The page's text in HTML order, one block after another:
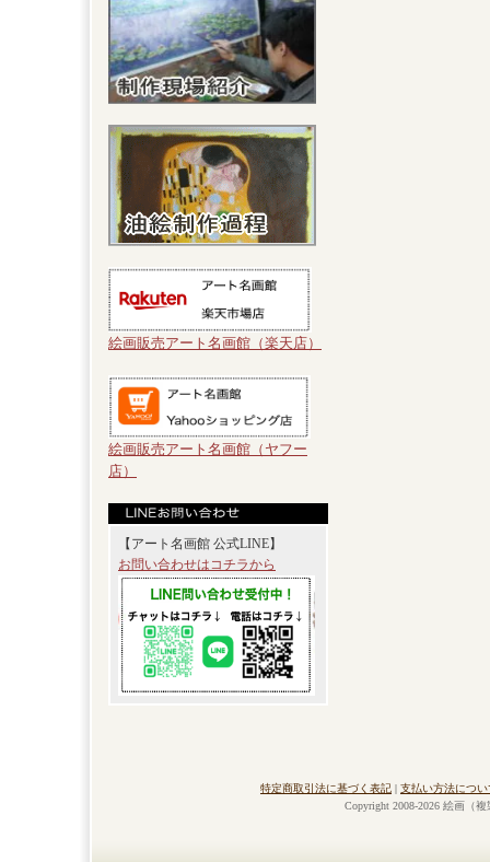
絵画販売アート名画館（楽天店）
絵画販売アート名画館（ヤフー
店）
【アート名画館 公式LINE】
お問い合わせはコチラから
特定商取引法に基づく表記 | 支払い方法につい
Copyright 2008-2026 絵画（